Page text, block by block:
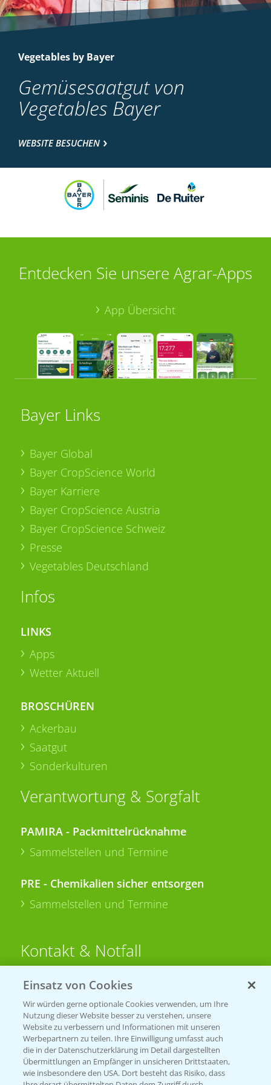
Vegetables by Bayer
Gemüsesaatgut von
Vegetables Bayer
WEBSITE BESUCHEN
Entdecken Sie unsere Agrar-Apps
App Übersicht
Bayer Links
Bayer Global
Bayer CropScience World
Bayer Karriere
Bayer CropScience Austria
Bayer CropScience Schweiz
Presse
Vegetables Deutschland
Infos
LINKS
Apps
Wetter Aktuell
BROSCHÜREN
Ackerbau
Saatgut
Sonderkulturen
Verantwortung & Sorgfalt
PAMIRA - Packmittelrücknahme
Sammelstellen und Termine
PRE - Chemikalien sicher entsorgen
Sammelstellen und Termine
Kontakt & Notfall
Beratung auf WhatsApp
T.+49 (0)174 346 564 1
KONTAKT
Hilfe in Notfällen
Einsatz von Cookies
Wir würden gerne optionale Cookies verwenden, um Ihre
Nutzung dieser Website besser zu verstehen, unsere
Website zu verbessern und Informationen mit unseren
Werbepartnern zu teilen. Ihre Einwilligung umfasst auch
die in der Datenschutzerklärung im Detail dargestellten
Übermittlungen an Empfänger in unsicheren Drittstaaten,
wie insbesondere den USA. Dort besteht das Risiko, dass